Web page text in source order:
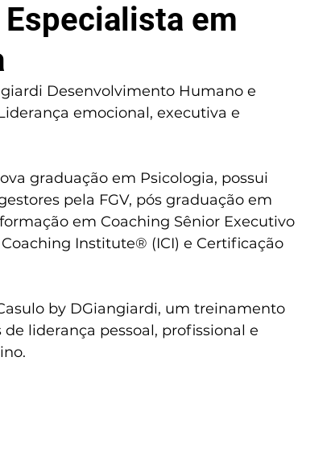
em
Desenvolvimento Humano e
emocional, executiva e
graduação em Psicologia, possui
pela FGV, pós graduação em
em Coaching Sênior Executivo
Institute®️ (ICI) e Certificação
by DGiangiardi, um treinamento
liderança pessoal, profissional e